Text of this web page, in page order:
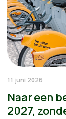
11 juni 2026
Naar een
2027,